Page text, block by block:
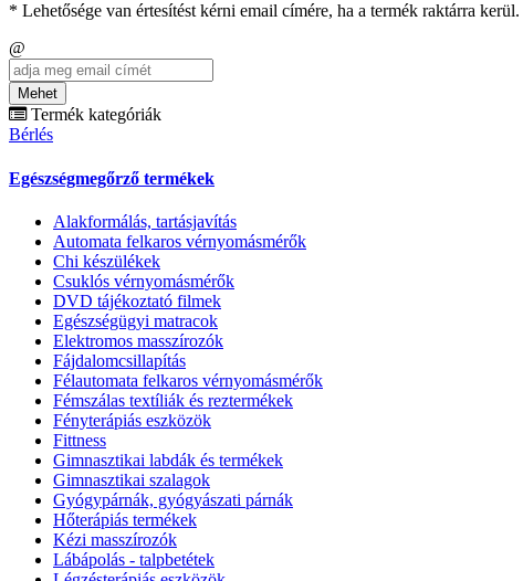
* Lehetősége van értesítést kérni email címére, ha a termék raktárra
Email
cím
@
Mehet
Termék kategóriák
Bérlés
Egészségmegőrző termékek
Alakformálás, tartásjavítás
Automata felkaros vérnyomásmérők
Chi készülékek
Csuklós vérnyomásmérők
DVD tájékoztató filmek
Egészségügyi matracok
Elektromos masszírozók
Fájdalomcsillapítás
Félautomata felkaros vérnyomásmérők
Fémszálas textíliák és reztermékek
Fényterápiás eszközök
Fittness
Gimnasztikai labdák és termékek
Gimnasztikai szalagok
Gyógypárnák, gyógyászati párnák
Hőterápiás termékek
Kézi masszírozók
Lábápolás - talpbetétek